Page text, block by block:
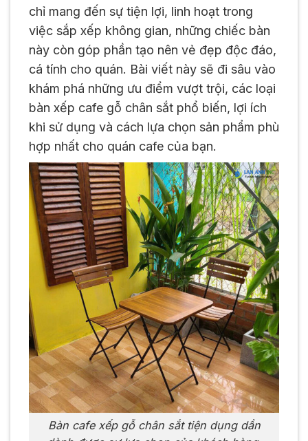
chỉ mang đến sự tiện lợi, linh hoạt trong
việc sắp xếp không gian, những chiếc bàn
này còn góp phần tạo nên vẻ đẹp độc đáo,
cá tính cho quán. Bài viết này sẽ đi sâu vào
khám phá những ưu điểm vượt trội, các loại
bàn xếp cafe gỗ chân sắt phổ biến, lợi ích
khi sử dụng và cách lựa chọn sản phẩm phù
hợp nhất cho quán cafe của bạn.
Bàn cafe xếp gỗ chân sắt tiện dụng dần